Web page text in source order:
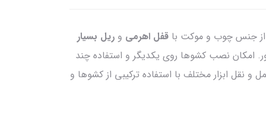
از جنس چوب و موکت با قفل اهرمی و ریل بسیار
امکان نصب کشوها روی یکدیگر و استفاده چند
نقل ابزار مختلف با استفاده ترکیبی از کشوها و